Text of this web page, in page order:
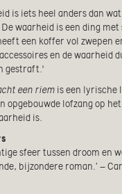
is iets heel anders dan
waarheid is een ding
een koffer vol zwepen
en de waarheid
gestraft.'
een riem is een lyrische
opgebouwde lofzang op
is.
sfeer tussen droom en
bijzondere roman.’ –